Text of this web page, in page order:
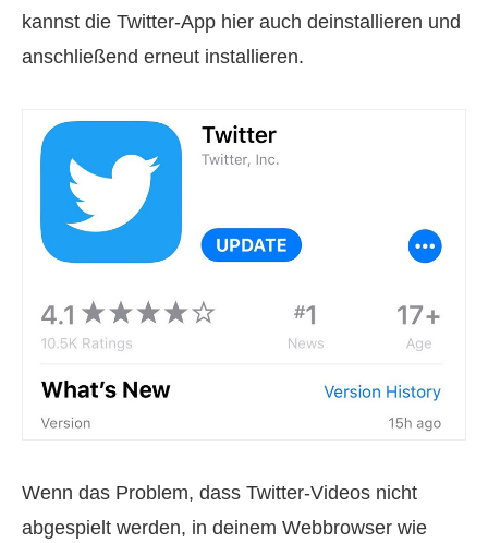
kannst die Twitter-App hier auch deinstallieren und
anschließend erneut installieren.
Wenn das Problem, dass Twitter-Videos nicht
abgespielt werden, in deinem Webbrowser wie